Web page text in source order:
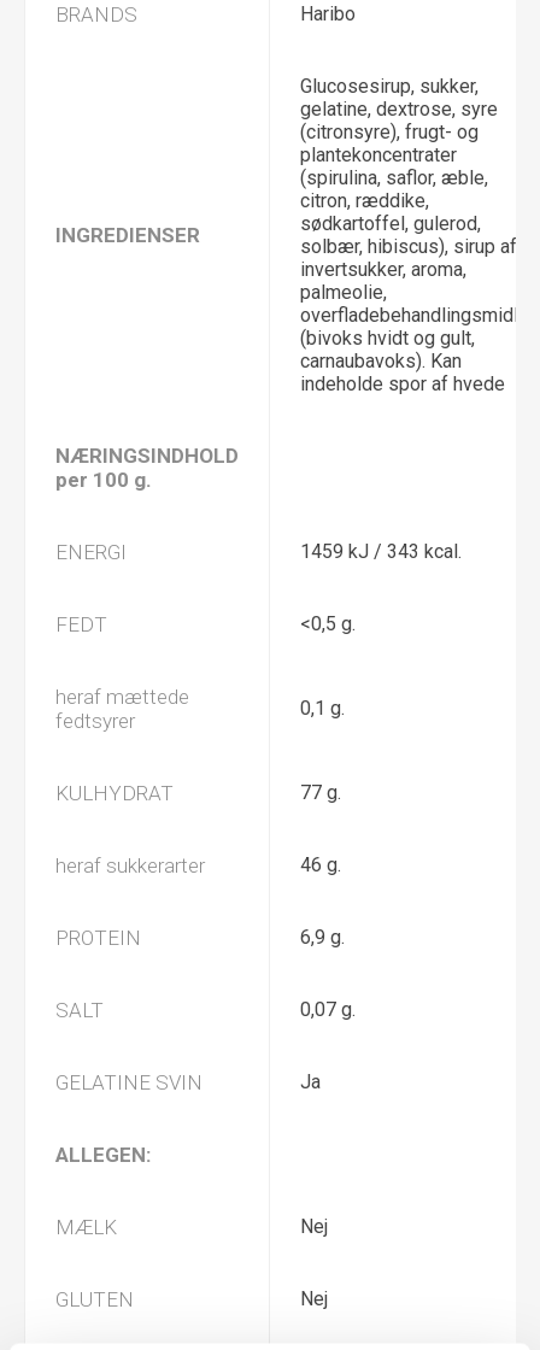
BRANDS Haribo
INGREDIENSER
Glucosesirup, sukker,
gelatine, dextrose, syre
(citronsyre), frugt- og
plantekoncentrater
(spirulina, saflor, æble,
citron, ræddike,
sødkartoffel, gulerod,
solbær, hibiscus), sirup af
invertsukker, aroma,
palmeolie,
overfladebehandlingsmidler
(bivoks hvidt og gult,
carnaubavoks). Kan
indeholde spor af hvede
NÆRINGSINDHOLD
per 100 g.
ENERGI 1459 kJ / 343 kcal.
FEDT <0,5 g.
heraf mættede
fedtsyrer
0,1 g.
KULHYDRAT 77 g.
heraf sukkerarter 46 g.
PROTEIN 6,9 g.
SALT 0,07 g.
GELATINE SVIN Ja
ALLEGEN:
MÆLK Nej
GLUTEN Nej